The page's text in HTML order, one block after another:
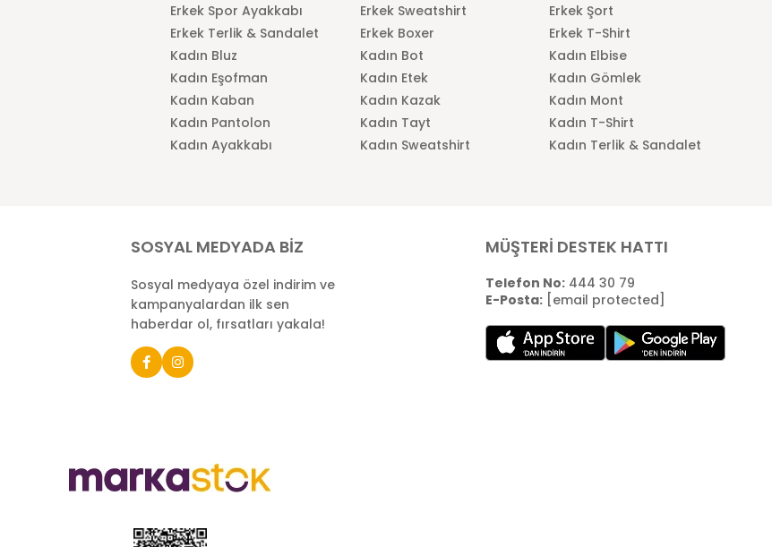
Erkek Spor Ayakkabı
Erkek Sweatshirt
Erkek Şort
Erkek Terlik & Sandalet
Erkek Boxer
Erkek T-Shirt
Kadın Bluz
Kadın Bot
Kadın Elbise
Kadın Eşofman
Kadın Etek
Kadın Gömlek
Kadın Kaban
Kadın Kazak
Kadın Mont
Kadın Pantolon
Kadın Tayt
Kadın T-Shirt
Kadın Ayakkabı
Kadın Sweatshirt Kadın Terlik & Sandalet
SOSYAL MEDYADA BİZ
Sosyal medyaya özel indirim ve
kampanyalardan ilk sen
haberdar ol, fırsatları yakala!
MÜŞTERİ DESTEK HATTI
Telefon No:444 30 79
E-Posta: [email protected]